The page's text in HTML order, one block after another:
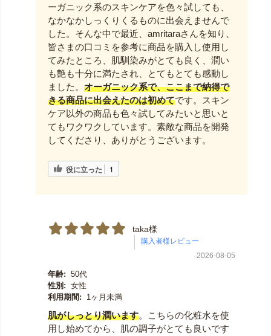
ーガニック系のスキンケアを色々試しても、
なかなかしっくりくるものに出会えませんで
した。そんな中で最近、amritaraさんを知り、
皆さまの口コミを参考に商品を購入し使用し
てみたところ、肌馴染みがとても良く、潤い
も艶も十分に満たされ、とてもとても感動し
ました。 オーガニック系で、ここまで納得で
きる商品に出会えたのは初めてです。スキン
ケア以外の商品も色々試してみたいと思いと
てもワクワクしています。素敵な商品を開発
してくださり、ありがとうございます。
役に立った 1
taka様
2026-08-05
年齢: 50代
性別: 女性
利用期間:
1ヶ月未満
肌がしっとり潤います。こちらの化粧水を使
用し始めてから、肌の調子がとても良いです